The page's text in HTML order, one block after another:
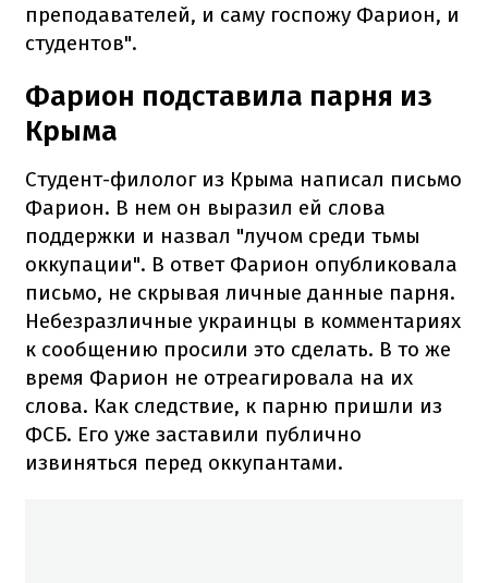
преподавателей, и саму госпожу Фарион, и
студентов".
Фарион подставила парня из
Крыма
Студент-филолог из Крыма написал письмо
Фарион. В нем он выразил ей слова
поддержки и назвал "лучом среди тьмы
оккупации". В ответ Фарион опубликовала
письмо, не скрывая личные данные парня.
Небезразличные украинцы в комментариях
к сообщению просили это сделать. В то же
время Фарион не отреагировала на их
слова. Как следствие, к парню пришли из
ФСБ. Его уже заставили публично
извиняться перед оккупантами.